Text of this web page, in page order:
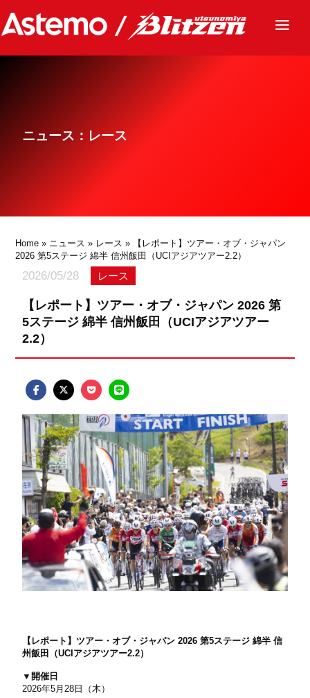
ニュース
グッズ
ニュース：レース
Home » ニュース » レース » 【レポート】ツアー・オブ・ジャパン
2026 第5ステージ 綿半 信州飯田（UCIアジアツアー2.2）
2026/05/28 レース
【レポート】ツアー・オブ・ジャパン 2026 第
5ステージ 綿半 信州飯田（UCIアジアツアー
2.2）
【レポート】ツアー・オブ・ジャパン 2026 第5ステージ 綿半 信
州飯田（UCIアジアツアー2.2）
▼開催日
2026年5月28日（木）